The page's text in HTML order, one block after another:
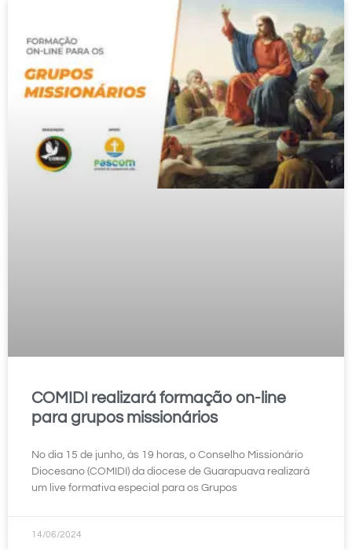
COMIDI realizará formação on-line
para grupos missionários
No dia 15 de junho, às 19 horas, o Conselho Missionário
Diocesano (COMIDI) da diocese de Guarapuava realizará
um live formativa especial para os Grupos
14/06/2024